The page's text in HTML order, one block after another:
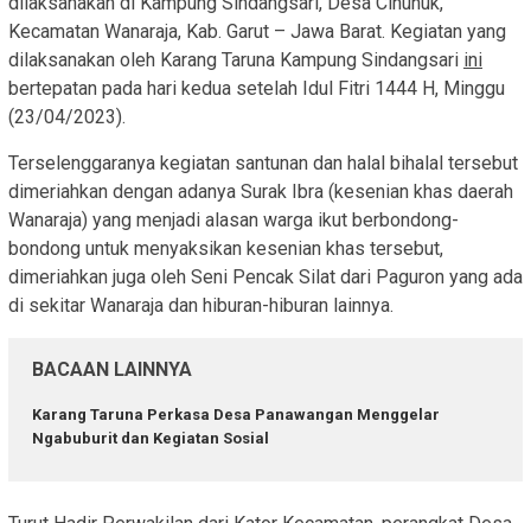
Kecamatan Wanaraja, Kab. Garut – Jawa Barat. Kegiatan yang
dilaksanakan oleh Karang Taruna Kampung Sindangsari ini
bertepatan pada hari kedua setelah Idul Fitri 1444 H, Minggu
(23/04/2023).
Terselenggaranya kegiatan santunan dan halal bihalal tersebut
dimeriahkan dengan adanya Surak Ibra (kesenian khas daerah
Wanaraja) yang menjadi alasan warga ikut berbondong-
bondong untuk menyaksikan kesenian khas tersebut,
dimeriahkan juga oleh Seni Pencak Silat dari Paguron yang ada
di sekitar Wanaraja dan hiburan-hiburan lainnya.
BACAAN LAINNYA
Karang Taruna Perkasa Desa Panawangan Menggelar
Ngabuburit dan Kegiatan Sosial